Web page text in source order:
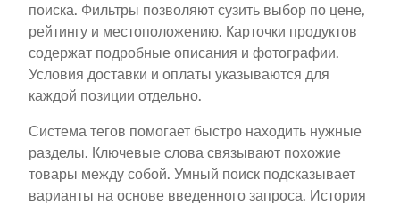
поиска. Фильтры позволяют сузить выбор по цене,
рейтингу и местоположению. Карточки продуктов
содержат подробные описания и фотографии.
Условия доставки и оплаты указываются для
каждой позиции отдельно.
Система тегов помогает быстро находить нужные
разделы. Ключевые слова связывают похожие
товары между собой. Умный поиск подсказывает
варианты на основе введенного запроса. История